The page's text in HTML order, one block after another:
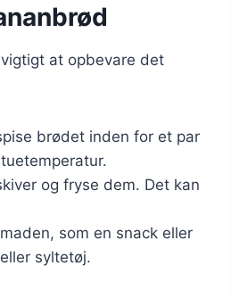
at opbevare det
brødet inden for et par
og fryse dem. Det kan
som en snack eller
syltetøj.